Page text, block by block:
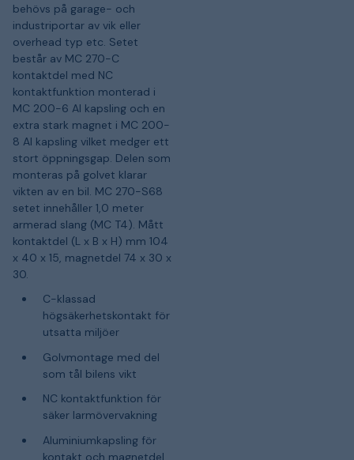
behövs på garage- och
industriportar av vik eller
overhead typ etc. Setet
består av MC 270-C
kontaktdel med NC
kontaktfunktion monterad i
MC 200-6 Al kapsling och en
extra stark magnet i MC 200-
8 Al kapsling vilket medger ett
stort öppningsgap. Delen som
monteras på golvet klarar
vikten av en bil. MC 270-S68
setet innehåller 1,0 meter
armerad slang (MC T4). Mått
kontaktdel (L x B x H) mm 104
x 40 x 15, magnetdel 74 x 30 x
30.
C-klassad
högsäkerhetskontakt för
utsatta miljöer
Golvmontage med del
som tål bilens vikt
NC kontaktfunktion för
säker larmövervakning
Aluminiumkapsling för
kontakt och magnetdel